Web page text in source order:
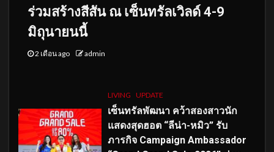
ร่วมสร้างสีสัน ณ เซ็นทรัลเวิลด์ 4-9
มิถุนายนนี้
2 เดือน ago admin
LIVING UPDATE
เซ็นทรัลพัฒนา คว้าสองสาวนัก
แสดงสุดฮอต “ลีน่า-หมิว” รับ
ภารกิจ Campaign Ambassador